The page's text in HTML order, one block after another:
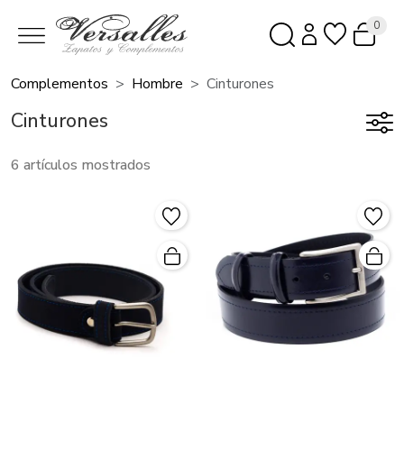
0
Complementos Hombre Cinturones
Cinturones
6 artículos mostrados